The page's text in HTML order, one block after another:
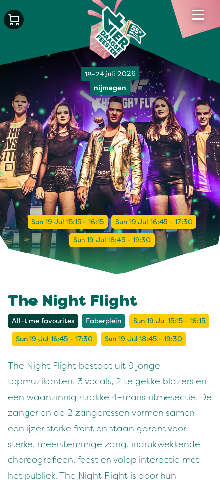
18-24 juli 2026
nijmegen
Sun 19 Jul 15:15 - 16:15 Sun 19 Jul 16:45 - 17:30
Sun 19 Jul 18:45 - 19:30
The Night Flight
All-time favourites Faberplein Sun 19 Jul 15:15 - 16:15
Sun 19 Jul 16:45 - 17:30 Sun 19 Jul 18:45 - 19:30
The Night Flight bestaat uit 9 jonge
topmuzikanten; 3 vocals, 2 te gekke blazers en
een waanzinnig strakke 4–mans ritmesectie. De
zanger en de 2 zangeressen vormen samen
een ijzer sterke front en staan garant voor
sterke, meerstemmige zang, indrukwekkende
choreografieën, feest en volop interactie met
het publiek. The Night Flight is door hun